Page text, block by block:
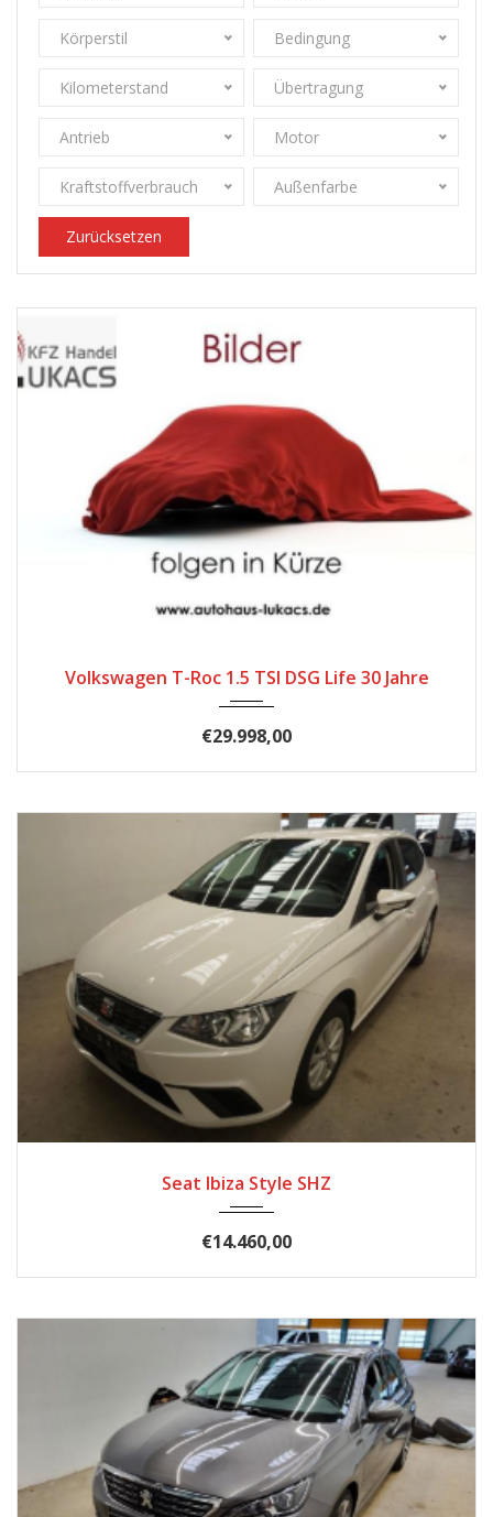
Körperstil Bedingung
Kilometerstand Übertragung
Antrieb Motor
Kraftstoffverbrauch Außenfarbe
Zurücksetzen
Volkswagen T-Roc 1.5 TSI DSG Life 30 Jahre
€29.998,00
Seat Ibiza Style SHZ
€14.460,00